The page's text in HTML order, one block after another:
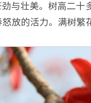
与壮美。树高二
放的活力。满树